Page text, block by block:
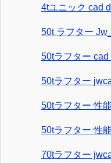
4tユニック cad
50t ラフター
50tラフター cad
50tラフター
50tラフター 性
50tラフター 性
70tラフター